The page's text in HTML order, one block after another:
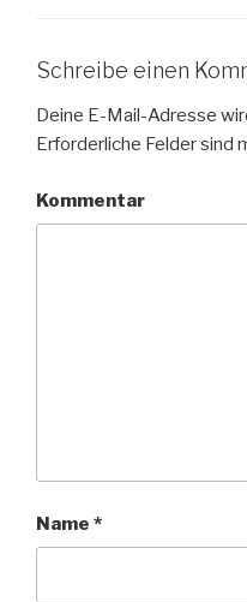
Schreibe einen
Deine E-Mail-Adresse
Erforderliche Felder sind
Kommentar
Name *